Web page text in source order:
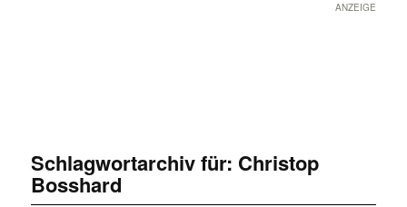
ANZEIGE
Schlagwortarchiv für: Christop
Bosshard